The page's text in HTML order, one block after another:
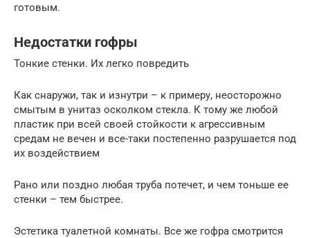
готовым.
Недостатки гофры
Тонкие стенки. Их легко повредить
Как снаружи, так и изнутри – к примеру, неосторожно
смытым в унитаз осколком стекла. К тому же любой
пластик при всей своей стойкости к агрессивным
средам не вечен и все-таки постепенно разрушается под
их воздействием
Рано или поздно любая труба потечет, и чем тоньше ее
стенки – тем быстрее.
Эстетика туалетной комнаты. Все же гофра смотрится